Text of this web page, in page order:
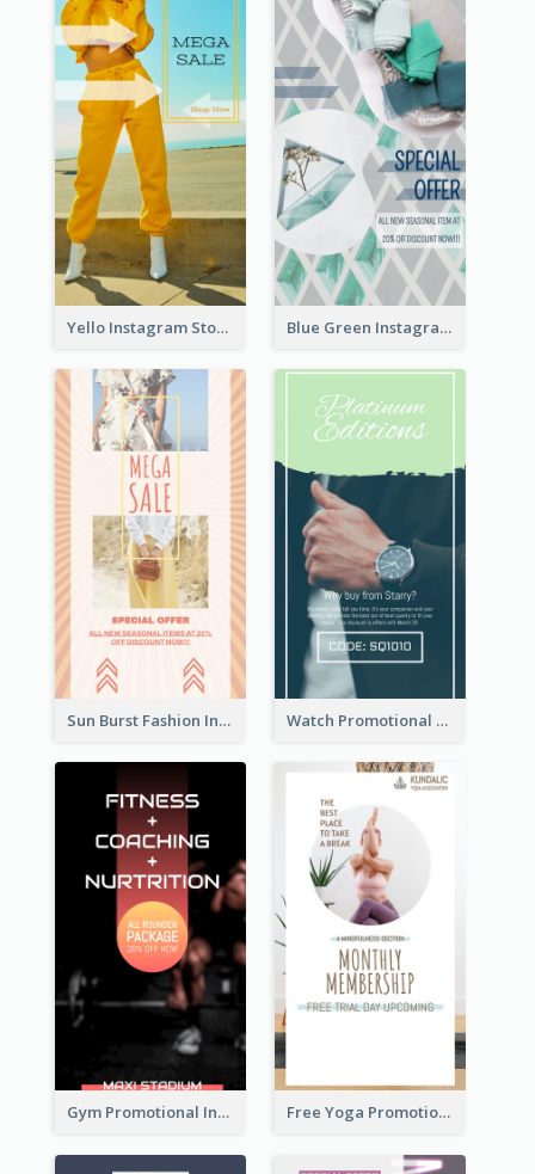
Yello Instagram Story Blue Green Instagram Story
Sun Burst Fashion Instagram Story Watch Promotional Display Instagram Story Design
Gym Promotional Instagram Story Design Free Yoga Promotional Day Instagram Story Design